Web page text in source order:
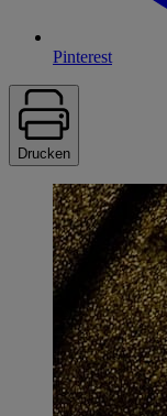
Pinterest
Drucken